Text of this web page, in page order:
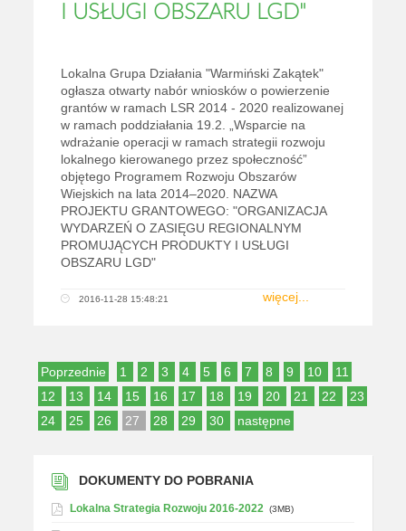
I USŁUGI OBSZARU LGD"
Lokalna Grupa Działania "Warmiński Zakątek"
ogłasza otwarty nabór wniosków o powierzenie
grantów w ramach LSR 2014 - 2020 realizowanej
w ramach poddziałania 19.2. „Wsparcie na
wdrażanie operacji w ramach strategii rozwoju
lokalnego kierowanego przez społeczność”
objętego Programem Rozwoju Obszarów
Wiejskich na lata 2014–2020. NAZWA
PROJEKTU GRANTOWEGO: "ORGANIZACJA
WYDARZEŃ O ZASIĘGU REGIONALNYM
PROMUJĄCYCH PRODUKTY I USŁUGI
OBSZARU LGD"
więcej...
2016-11-28 15:48:21
Poprzednie 1 2 3 4 5 6 7 8 9 10
11
12
13 14 15 16 17 18 19 20 21 22
23
24
25 26 27 28 29 30 następne
DOKUMENTY DO POBRANIA
Lokalna Strategia Rozwoju 2016-2022 (3MB)